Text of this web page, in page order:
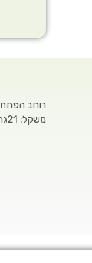
רוחב הפתח:
משקל: 21גר’